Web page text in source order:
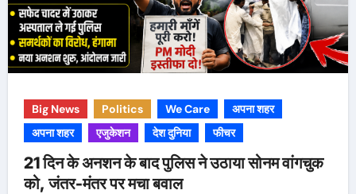
Big News Politics We Care
अपना शहर
अपना शहर
एजुकेशन देश दुनिया फीचर
21 दिन के अनशन के बाद पुलिस ने उठाया सोनम वांगचुक
को, जंतर-मंतर पर मचा बवाल